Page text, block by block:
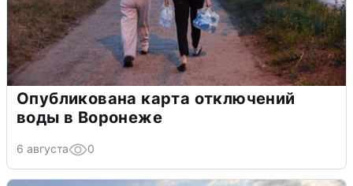
Опубликована карта отключений
воды в Воронеже
6 августа 0